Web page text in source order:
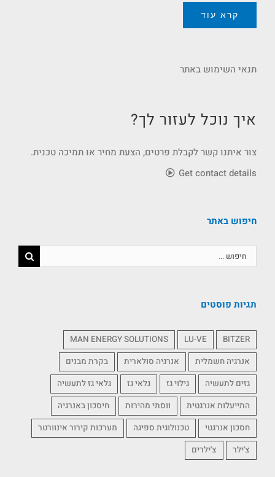
קרא עוד
תנאי השימוש באתר
איך נוכל לעזור לך?
צור איתנו קשר לקבלת פרטים, הצעת מחיר או תמיכה טכנית.
Get contact details
חיפוש באתר
תגיות פוסטים
BITZER
LU-VE
MAN ENERGY SOLUTIONS
אנרגיה חשמלית
אנרגיה סולארית
בקרת מבנים
גזים לתעשיה
גילוי גז גלאי גז
גלאי גז לתעשיה
התייעלות אנרגטית
ווסתי מהירות
חיסכון באנרגיה
חסכון אנרגטי
טכנולוגית ספיגה
מערכות קירור אינוורטר
צ'ילר
צ'ילרים